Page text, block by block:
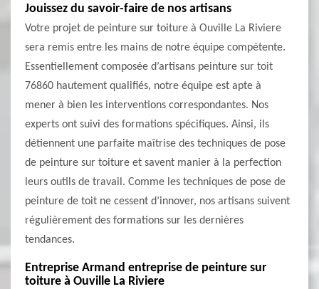
Jouissez du savoir-faire de nos artisans
Votre projet de peinture sur toiture à Ouville La Riviere
sera remis entre les mains de notre équipe compétente.
Essentiellement composée d’artisans peinture sur toit
76860 hautement qualifiés, notre équipe est apte à
mener à bien les interventions correspondantes. Nos
experts ont suivi des formations spécifiques. Ainsi, ils
détiennent une parfaite maîtrise des techniques de pose
de peinture sur toiture et savent manier à la perfection
leurs outils de travail. Comme les techniques de pose de
peinture de toit ne cessent d’innover, nos artisans suivent
régulièrement des formations sur les dernières
tendances.
Entreprise Armand entreprise de peinture sur
toiture à Ouville La Riviere